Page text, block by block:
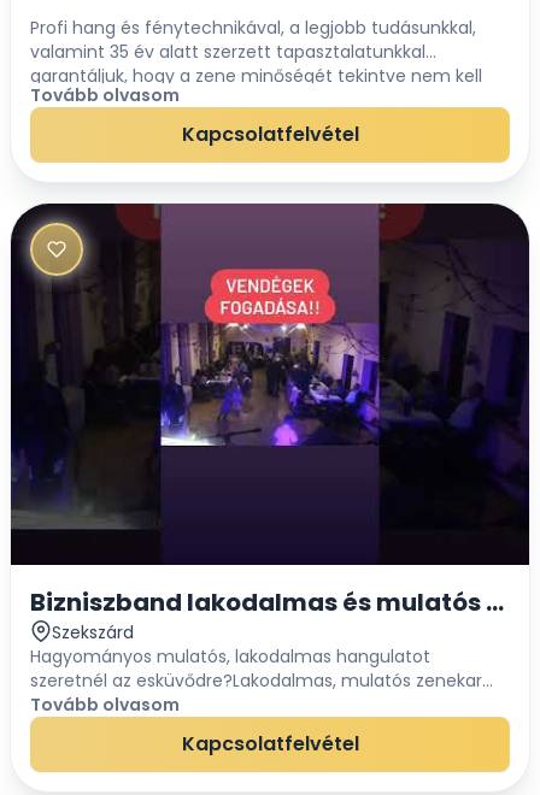
Profi hang és fénytechnikával, a legjobb tudásunkkal,
valamint 35 év alatt szerzett tapasztalatunkkal
garantáljuk, hogy a zene minőségét tekintve nem kell
kompromisszumokat kötni.
Tovább olvasom
Kapcsolatfelvétel
Bizniszband lakodalmas és mulatós
Szekszárd
Hagyományos mulatós, lakodalmas hangulatot
szeretnél az esküvődre?Lakodalmas, mulatós zenekar
TOLNA MEGYÉBEN ÉS ORSZÁGOSAN​ Zenekarunk 2 és 5 fős
felállással vállalja lakodalmak, bálak, céges re...
Tovább olvasom
Kapcsolatfelvétel